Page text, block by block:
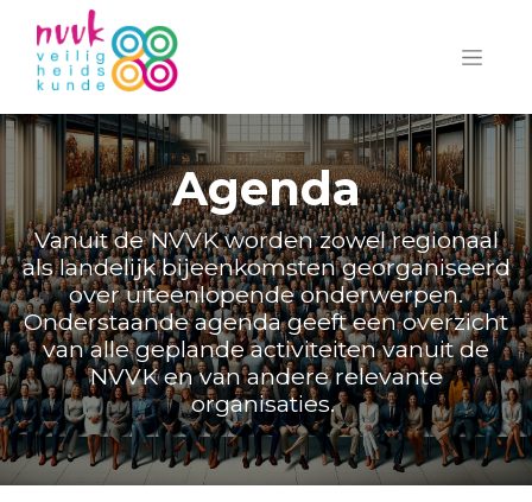
Agenda
Vanuit de NVVK worden zowel regionaal
als landelijk bijeenkomsten georganiseerd
over uiteenlopende onderwerpen.
Onderstaande agenda geeft een overzicht
van alle geplande activiteiten vanuit de
NVVK en van andere relevante
organisaties.